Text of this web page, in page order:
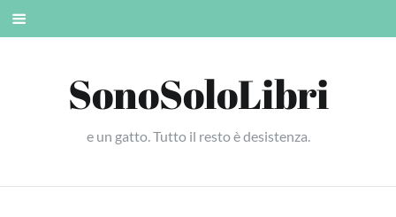
Skip
SonoSoloLibri
e un gatto. Tutto il resto è desistenza.